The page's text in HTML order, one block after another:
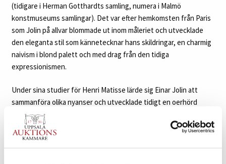
(tidigare i Herman Gotthardts samling, numera i Malmö
konstmuseums samlingar). Det var efter hemkomsten från Paris
som Jolin på allvar blommade ut inom måleriet och utvecklade
den eleganta stil som kännetecknar hans skildringar, en charmig
naivism i blond palett och med drag från den tidiga
expressionismen.
Under sina studier för Henri Matisse lärde sig Einar Jolin att
sammanföra olika nyanser och utvecklade tidigt en oerhörd
känsla för färgernas påverkan för kompositionen. Denna
precision kom att följa Jolin även under hans senare år och han
målade metodiskt och noggrant. Kärleken till Stockholm förblev
Jolin trogen under hela konstnärens livstid. I auktionens